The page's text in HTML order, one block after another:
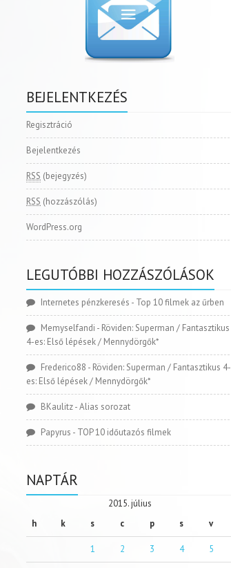
BEJELENTKEZÉS
Regisztráció
Bejelentkezés
RSS (bejegyzés)
RSS (hozzászólás)
WordPress.org
LEGUTÓBBI HOZZÁSZÓLÁSOK
Internetes pénzkeresés - Top 10 filmek az űrben
Memyselfandi - Röviden: Superman / Fantasztikus
4-es: Első lépések / Mennydörgők*
Frederico88 - Röviden: Superman / Fantasztikus 4-
es: Első lépések / Mennydörgők*
BKaulitz-Alias sorozat
Papyrus - TOP 10 időutazós filmek
NAPTÁR
2015. július
h
k s c p s v
1 2 3 4 5